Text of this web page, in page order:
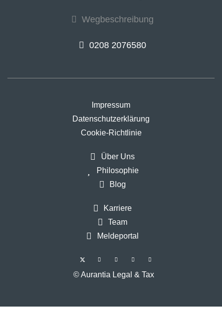
Wegbeschreibung
0208 2076580
Impressum
Datenschutzerklärung
Cookie-Richtlinie
Über Uns
Philosophie
Blog
Karriere
Team
Meldeportal
© Aurantia Legal & Tax